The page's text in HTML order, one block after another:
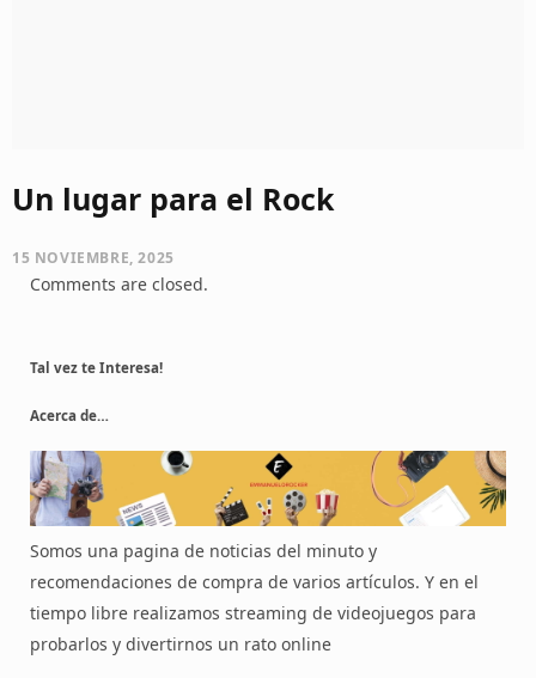
Un lugar para el Rock
15 NOVIEMBRE, 2025
Comments are closed.
Tal vez te Interesa!
Acerca de…
Somos una pagina de noticias del minuto y
recomendaciones de compra de varios artículos. Y en el
tiempo libre realizamos streaming de videojuegos para
probarlos y divertirnos un rato online